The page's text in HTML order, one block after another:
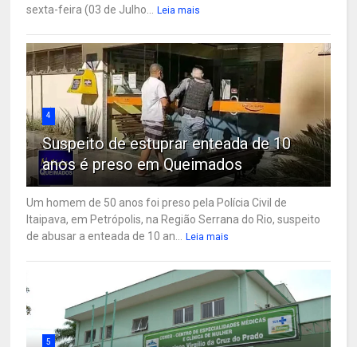
sexta-feira (03 de Julho...
Leia mais
4
Suspeito de estuprar enteada de 10
anos é preso em Queimados
Um homem de 50 anos foi preso pela Polícia Civil de
Itaipava, em Petrópolis, na Região Serrana do Rio, suspeito
de abusar a enteada de 10 an...
Leia mais
5